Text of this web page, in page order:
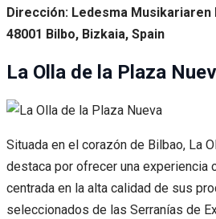
Dirección: Ledesma Musikariaren
48001 Bilbo, Bizkaia, Spain
La Olla de la Plaza
Situada en el corazón de Bilbao, La
destaca por ofrecer una experiencia
centrada en la alta calidad de sus
seleccionados de las Serranías de